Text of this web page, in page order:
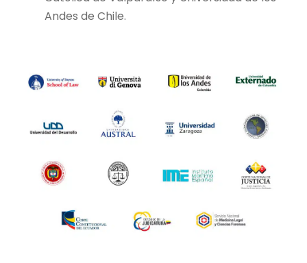
Andes de Chile.